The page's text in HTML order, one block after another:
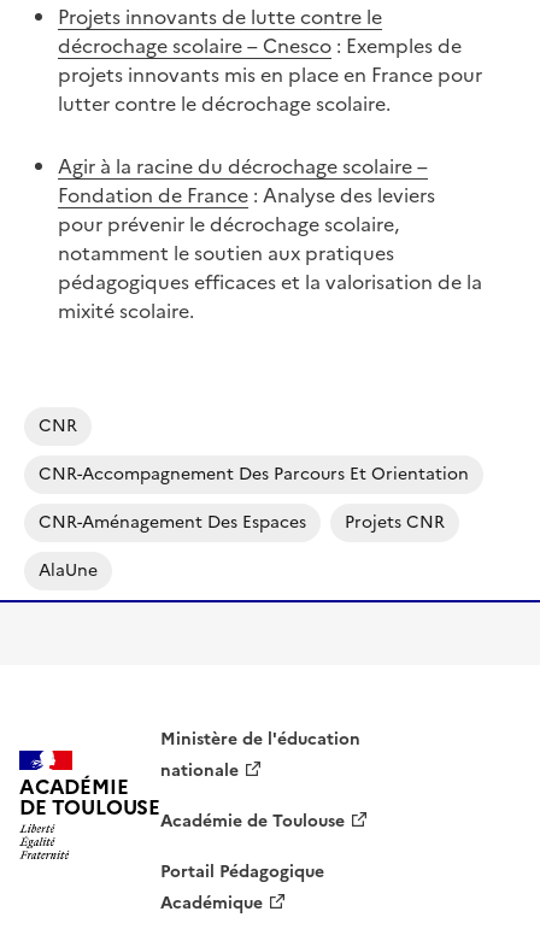
Projets innovants de lutte contre le
décrochage scolaire – Cnesco : Exemples de
projets innovants mis en place en France pour
lutter contre le décrochage scolaire.
Agir à la racine du décrochage scolaire –
Fondation de France : Analyse des leviers
pour prévenir le décrochage scolaire,
notamment le soutien aux pratiques
pédagogiques efficaces et la valorisation de la
mixité scolaire.
CNR
CNR-Accompagnement Des Parcours Et Orientation
CNR-Aménagement Des Espaces
Projets CNR
AlaUne
ACADÉMIE
DE TOULOUSE
Ministère de l'éducation
nationale
Académie de Toulouse
Portail Pédagogique
Académique